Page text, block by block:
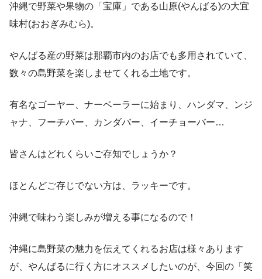
沖縄で野菜や果物の「宝庫」である山原(やんばる)の大宜
味村(おおぎみむら)。
やんばる産の野菜は那覇市内のお店でも多用されていて、
数々の島野菜を楽しませてくれる土地です。
有名なゴーヤー、ナーベーラーに始まり、ハンダマ、ンジ
ャナ、フーチバー、カンダバー、イーチョーバー…
皆さんはどれくらいご存知でしょうか？
ほとんどご存じでない方は、ラッキーです。
沖縄で味わう楽しみが増える事になるので！
沖縄に島野菜の魅力を伝えてくれるお店は様々あります
が、やんばるに行く方にオススメしたいのが、今回の「笑